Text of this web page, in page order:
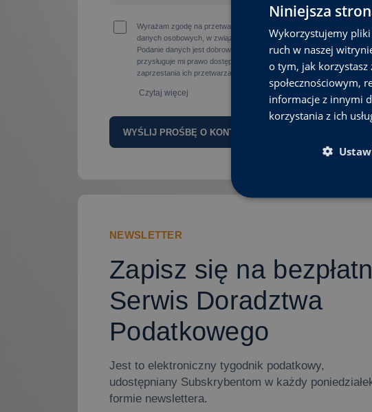
Wyrażam zgodę na przetwarzanie moich danych osobowych, zgodnie
danych osobowych, w związku z wysłaniem zapytania przez
Podanie danych jest dobrowolne, ale niezbędne do przetworzenia
przysługuje mi prawo dostępu do swoich danych, możliwości ich
zaprzestania ich przetwarzania przez Instytut Studiów Podatkowych
Czytaj więcej
ti
e
:
NEWSLETTER
Zapisz się na
Serwis Doradztwa
Podatkowego
Jest to elektroniczny tygodnik podatkowy,
udostępniany Subskrybentom w każdy
formie newslettera.
Niniejsza
Wykorzystujemy pliki
ruch w naszej
o tym, jak
społecznościowym,
informacje z innymi
korzystania z ich